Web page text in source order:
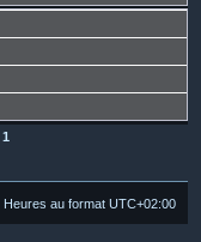
1
Heures au format UTC+02:00